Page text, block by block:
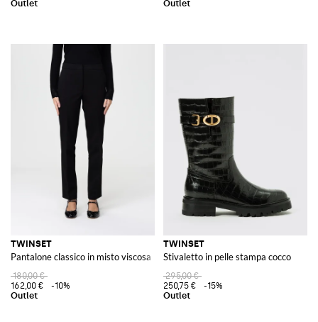
TWINSET
Pantalone classico in misto viscosa
180,00 €
162,00 €
-10%
TWINSET
Stivaletto in pelle stampa cocco
295,00 €
250,75 €
-15%